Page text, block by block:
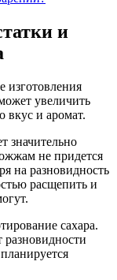
и
изготовления
увеличить
вкус и аромат.
значительно
не придется
на разновидность
расщепить и
сахара.